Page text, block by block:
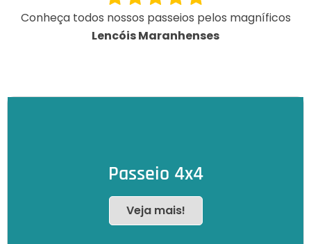
Conheça todos nossos passeios pelos magníficos
Lencóis Maranhenses
Passeio 4x4
Veja mais!